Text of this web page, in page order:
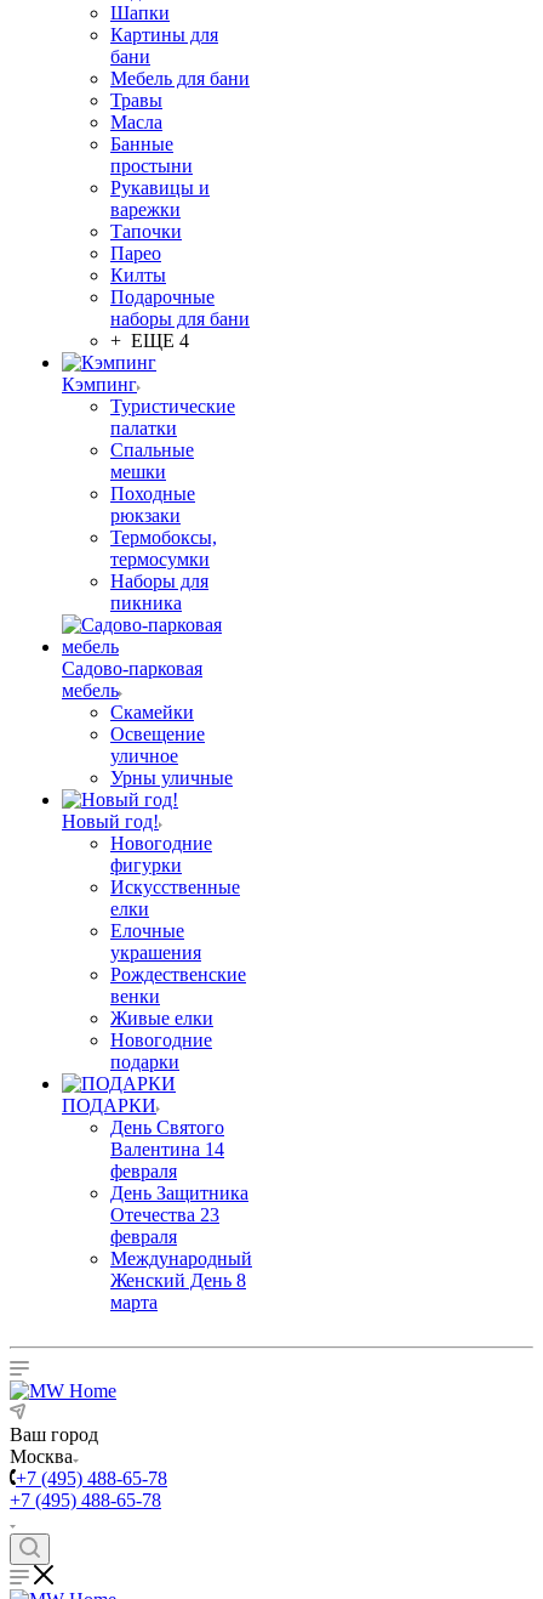
Шапки
Картины для
бани
Мебель для бани
Травы
Масла
Банные
простыни
Рукавицы и
варежки
Тапочки
Парео
Килты
Подарочные
наборы для бани
+ ЕЩЕ 4
Кэмпинг
Туристические
палатки
Спальные
мешки
Походные
рюкзаки
Термобоксы,
термосумки
Наборы для
пикника
Садово-парковая
мебель
Скамейки
Освещение
уличное
Урны уличные
Новый год!
Новогодние
фигурки
Искусственные
елки
Елочные
украшения
Рождественские
венки
Живые елки
Новогодние
подарки
ПОДАРКИ
День Святого
Валентина 14
февраля
День Защитника
Отечества 23
февраля
Международный
Женский День 8
марта
Ваш город
Москва
+7 (495) 488-65-78
+7 (495) 488-65-78